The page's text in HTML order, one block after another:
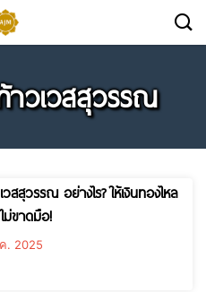
วเวสสุวรรณ
สสุวรรณ อย่างไร? ให้เงินทองไหล
ม่ขาดมือ!
. 2025